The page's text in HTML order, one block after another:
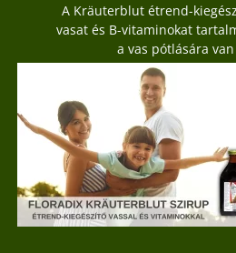
A Kräuterblut étrend-
vasat és B-vitaminokat
a vas pótlására